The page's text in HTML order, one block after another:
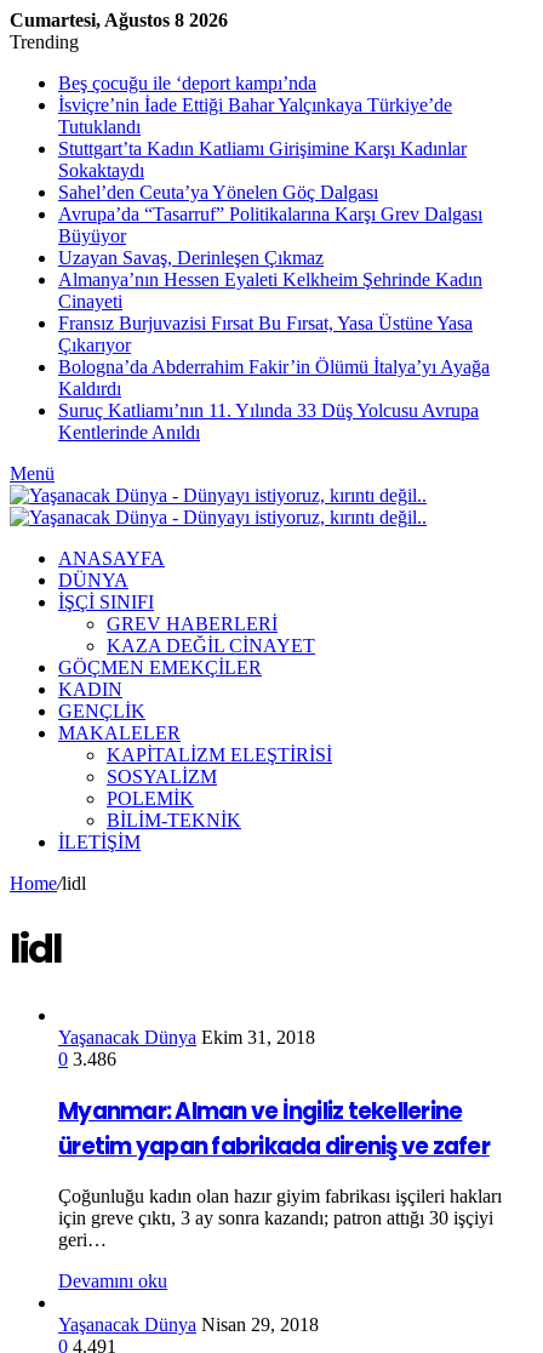
Cumartesi, Ağustos 8 2026
Trending
Beş çocuğu ile ‘deport kampı’nda
İsviçre’nin İade Ettiği Bahar Yalçınkaya Türkiye’de
Tutuklandı
Stuttgart’ta Kadın Katliamı Girişimine Karşı Kadınlar
Sokaktaydı
Sahel’den Ceuta’ya Yönelen Göç Dalgası
Avrupa’da “Tasarruf” Politikalarına Karşı Grev Dalgası
Büyüyor
Uzayan Savaş, Derinleşen Çıkmaz
Almanya’nın Hessen Eyaleti Kelkheim Şehrinde Kadın
Cinayeti
Fransız Burjuvazisi Fırsat Bu Fırsat, Yasa Üstüne Yasa
Çıkarıyor
Bologna’da Abderrahim Fakir’in Ölümü İtalya’yı Ayağa
Kaldırdı
Suruç Katliamı’nın 11. Yılında 33 Düş Yolcusu Avrupa
Kentlerinde Anıldı
Menü
ANASAYFA
DÜNYA
İŞÇİ SINIFI
GREV HABERLERİ
KAZA DEĞİL CİNAYET
GÖÇMEN EMEKÇİLER
KADIN
GENÇLİK
MAKALELER
KAPİTALİZM ELEŞTİRİSİ
SOSYALİZM
POLEMİK
BİLİM-TEKNİK
ILETIŞIM
Home/lidl
lidl
Yaşanacak Dünya Ekim 31, 2018
0 3.486
Myanmar: Alman ve İngiliz tekellerine
üretim yapan fabrikada direniş ve zafer
Çoğunluğu kadın olan hazır giyim fabrikası işçileri hakları
için greve çıktı, 3 ay sonra kazandı; patron attığı 30 işçiyi
geri…
Devamını oku
Yaşanacak Dünya Nisan 29, 2018
0 4.491